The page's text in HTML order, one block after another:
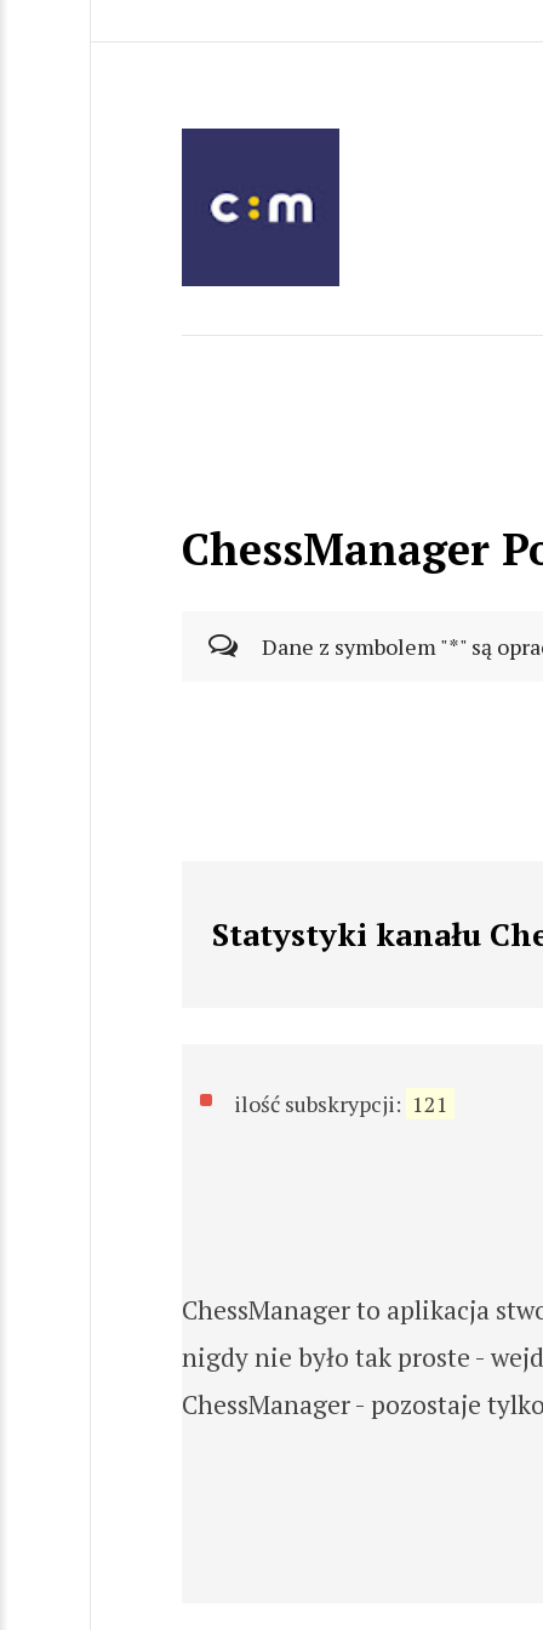
ChessManager
Dane z symbolem "*" są
Statystyki kanału
ilość subskrypcji: 121
ChessManager to aplikacja
nigdy nie było tak proste -
ChessManager - pozostaje